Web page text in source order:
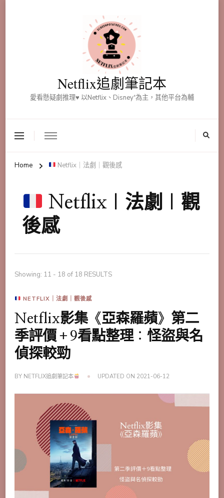
Netflix追劇筆記本
愛看懸疑劇推理♥ 以Netflix、Disney⁺為主，其他平台為輔
Home Netflix｜法劇｜觀後感
Netflix｜法劇｜觀
後感
Showing: 11 - 18 of 18 RESULTS
NETFLIX｜法劇｜觀後感
Netflix影集《亞森羅蘋》第二
季評價＋9看點整理：怪盜與名
偵探較勁
BY NETFLIX追劇筆記本 UPDATED ON 2021-06-12